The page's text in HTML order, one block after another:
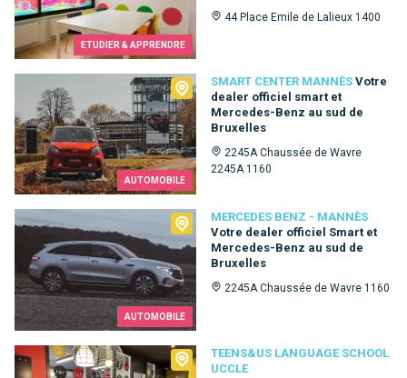
ETUDIER & APPRENDRE
44 Place Emile de Lalieux 1400
AUTOMOBILE
SMART CENTER MANNÈS Votre
dealer officiel smart et
Mercedes-Benz au sud de
Bruxelles
2245A Chaussée de Wavre
2245A 1160
Smart Center Mannès
AUTOMOBILE
MERCEDES BENZ - MANNÈS
Votre dealer officiel Smart et
Mercedes-Benz au sud de
Bruxelles
2245A Chaussée de Wavre 1160
Mercedes Benz - Mannès
TEENS&US LANGUAGE SCHOOL
UCCLE
Teens&Us language school Uccle